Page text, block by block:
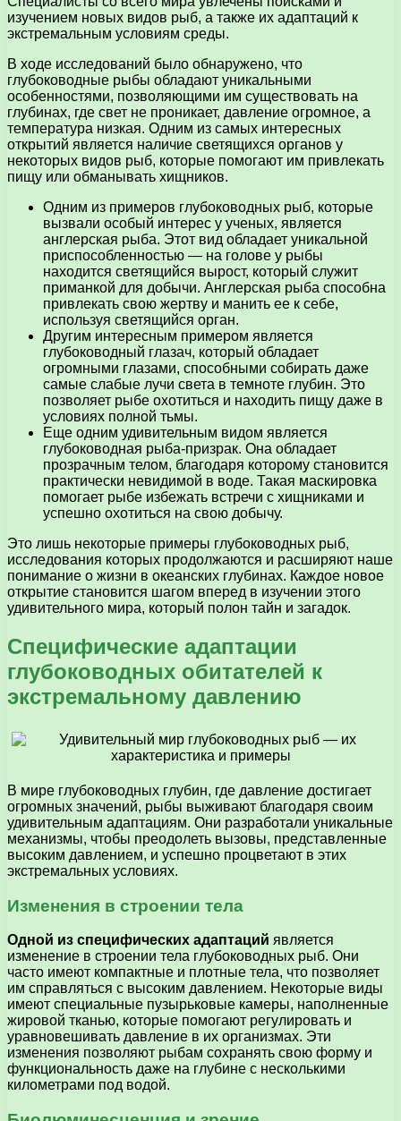
изучением новых видов рыб, а также их адаптаций к
экстремальным условиям среды.
В ходе исследований было обнаружено, что
глубоководные рыбы обладают уникальными
особенностями, позволяющими им существовать на
глубинах, где свет не проникает, давление огромное, а
температура низкая. Одним из самых интересных
открытий является наличие светящихся органов у
некоторых видов рыб, которые помогают им привлекать
пищу или обманывать хищников.
Одним из примеров глубоководных рыб, которые
вызвали особый интерес у ученых, является
англерская рыба. Этот вид обладает уникальной
приспособленностью — на голове у рыбы
находится светящийся вырост, который служит
приманкой для добычи. Англерская рыба способна
привлекать свою жертву и манить ее к себе,
используя светящийся орган.
Другим интересным примером является
глубоководный глазач, который обладает
огромными глазами, способными собирать даже
самые слабые лучи света в темноте глубин. Это
позволяет рыбе охотиться и находить пищу даже в
условиях полной тьмы.
Еще одним удивительным видом является
глубоководная рыба-призрак. Она обладает
прозрачным телом, благодаря которому становится
практически невидимой в воде. Такая маскировка
помогает рыбе избежать встречи с хищниками и
успешно охотиться на свою добычу.
Это лишь некоторые примеры глубоководных рыб,
исследования которых продолжаются и расширяют наше
понимание о жизни в океанских глубинах. Каждое новое
открытие становится шагом вперед в изучении этого
удивительного мира, который полон тайн и загадок.
Специфические адаптации
глубоководных обитателей к
экстремальному давлению
В мире глубоководных глубин, где давление достигает
огромных значений, рыбы выживают благодаря своим
удивительным адаптациям. Они разработали уникальные
механизмы, чтобы преодолеть вызовы, представленные
высоким давлением, и успешно процветают в этих
экстремальных условиях.
Изменения в строении тела
Одной из специфических адаптаций является
изменение в строении тела глубоководных рыб. Они
часто имеют компактные и плотные тела, что позволяет
им справляться с высоким давлением. Некоторые виды
имеют специальные пузырьковые камеры, наполненные
жировой тканью, которые помогают регулировать и
уравновешивать давление в их организмах. Эти
изменения позволяют рыбам сохранять свою форму и
функциональность даже на глубине с несколькими
километрами под водой.